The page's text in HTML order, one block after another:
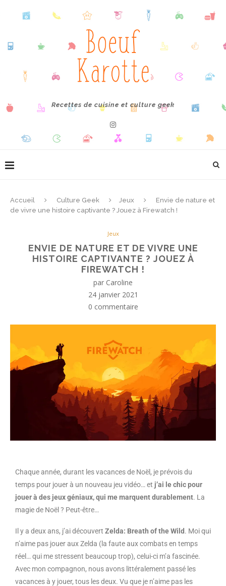
Recettes de cuisine et culture geek
Accueil Culture Geek Jeux
Envie de nature et
de vivre une histoire captivante ? Jouez à Firewatch !
Jeux
ENVIE DE NATURE ET DE VIVRE UNE
HISTOIRE CAPTIVANTE ? JOUEZ À
FIREWATCH !
par Caroline
24 janvier 2021
0 commentaire
Chaque année, durant les vacances de Noël, je prévois du
temps pour jouer à un nouveau jeu vidéo… et j’ai le chic pour
jouer à des jeux géniaux, qui me marquent durablement. La
magie de Noël ? Peut-être…
Il y a deux ans, j’ai découvert Zelda: Breath of the Wild. Moi qui
n’aime pas jouer aux Zelda (la faute aux combats en temps
réel… qui me stressent beaucoup trop), celui-ci m’a fascinée.
Avec mon compagnon, nous avons littéralement passé les
vacances à y jouer, tous les deux. Vu que je n’aime pas les